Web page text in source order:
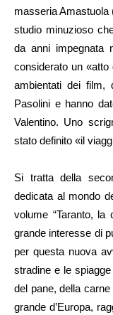
masseria
studio minuzioso
da anni impegnata
considerato un
ambientati dei film,
Pasolini e hanno
Valentino. Uno
stato definito «il
Si tratta della
dedicata al mondo
volume “Taranto,
grande interesse di
per questa nuova
stradine e le
del pane, della
grande d’Europa,